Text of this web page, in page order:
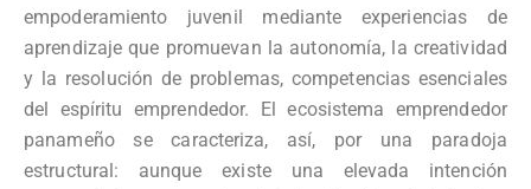
empoderamiento juvenil mediante experiencias de
aprendizaje que promuevan la autonomía, la creatividad
y la resolución de problemas, competencias esenciales
del espíritu emprendedor. El ecosistema emprendedor
panameño se caracteriza, así, por una paradoja
estructural: aunque existe una elevada intención